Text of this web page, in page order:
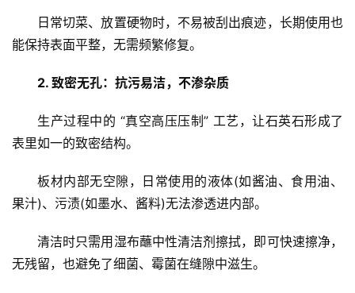
日常切菜、放置硬物时，不易被刮出痕迹，长期使用也
能保持表面平整，无需频繁修复。
2. 致密无孔：抗污易洁，不渗杂质
生产过程中的 “真空高压压制” 工艺，让石英石形成了
表里如一的致密结构。
板材内部无空隙，日常使用的液体(如酱油、食用油、
果汁)、污渍(如墨水、酱料)无法渗透进内部。
清洁时只需用湿布蘸中性清洁剂擦拭，即可快速擦净，
无残留，也避免了细菌、霉菌在缝隙中滋生。